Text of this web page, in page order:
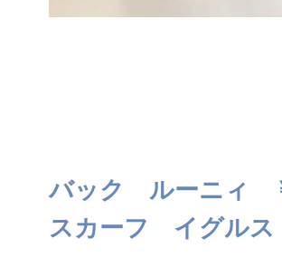
バック ルーニィ
スカーフ イグル